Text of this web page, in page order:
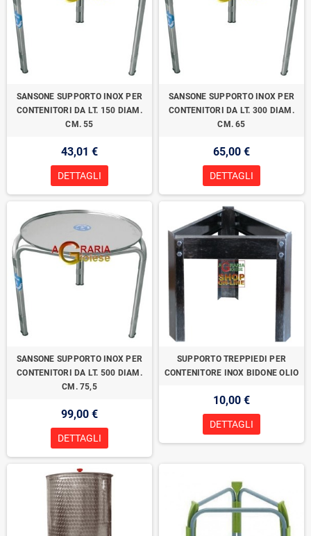
SANSONE SUPPORTO INOX PER
CONTENITORI DA LT. 150 DIAM.
CM. 55
43,01 €
DETTAGLI
SANSONE SUPPORTO INOX PER
CONTENITORI DA LT. 300 DIAM.
CM. 65
65,00 €
DETTAGLI
SANSONE SUPPORTO INOX PER
CONTENITORI DA LT. 500 DIAM.
CM. 75,5
99,00 €
DETTAGLI
SUPPORTO TREPPIEDI PER
CONTENITORE INOX BIDONE OLIO
10,00 €
DETTAGLI